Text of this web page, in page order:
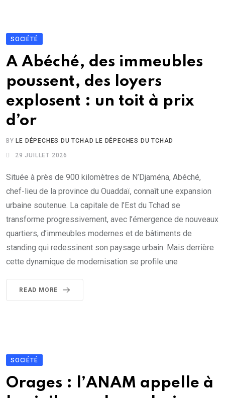
SOCIÉTÉ
A Abéché, des immeubles
poussent, des loyers
explosent : un toit à prix
d’or
BYLE DÉPECHES DU TCHAD LE DÉPECHES DU TCHAD
29 JUILLET 2026
Située à près de 900 kilomètres de N’Djaména, Abéché,
chef-lieu de la province du Ouaddaï, connaît une expansion
urbaine soutenue. La capitale de l’Est du Tchad se
transforme progressivement, avec l’émergence de nouveaux
quartiers, d’immeubles modernes et de bâtiments de
standing qui redessinent son paysage urbain. Mais derrière
cette dynamique de modernisation se profile une
READ MORE
SOCIÉTÉ
Orages : l’ANAM appelle à